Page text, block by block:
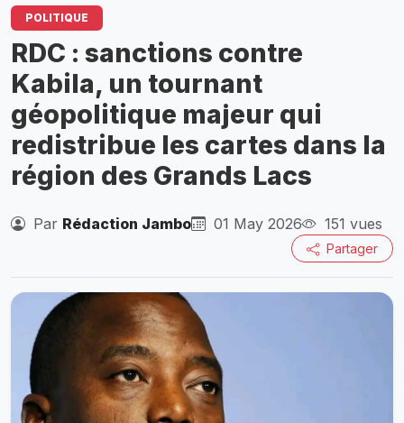
POLITIQUE
RDC : sanctions contre
Kabila, un tournant
géopolitique majeur qui
redistribue les cartes dans la
région des Grands Lacs
Par Rédaction Jambo 01 May 2026 151 vues
Partager